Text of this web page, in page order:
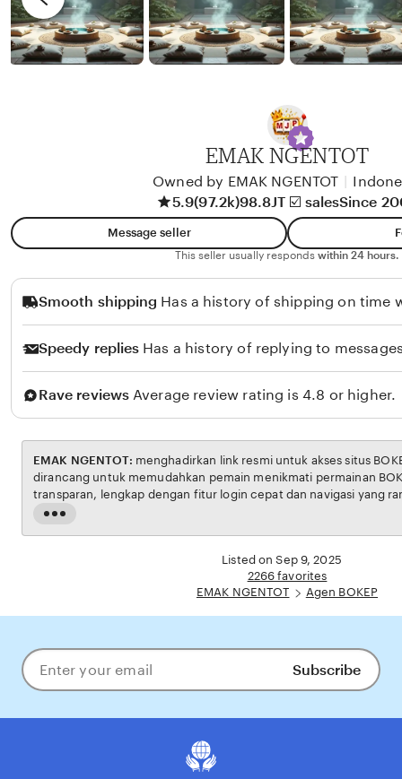
n
d
y
i
e
w
l
o
EMAK NGENTOT
Owned by EMAK NGENTOT
5.9(97.2k)98.8JT ☑️ salesSince
Message seller
This seller usually responds within 24 hours.
Smooth shipping Has a history of shipping on time
Speedy replies Has a history of replying to
Rave reviews Average review rating is 4.8 or higher.
Read
the
EMAK NGENTOT:
dirancang untuk memudahkan pemain menikmati permainan BOKEP dengan aman dan
transparan, lengkap dengan fitur login cepat dan navigasi yang ramah pengguna. Setiap
transaksi dijamin aman, sementara update hasil dan informasi permainan selalu tersedia
pecinta BOKEP online di Indonesia.Listed on Sep 9, 2025
2266 favorites
EMAK NGENTOT
Agen BOKEP
Enter
your
Subscribe